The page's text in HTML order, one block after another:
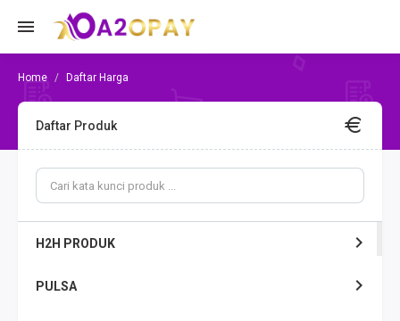
Daftar Harga
Daftar Produk
H2H PRODUK
PULSA